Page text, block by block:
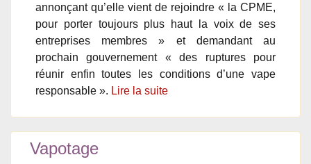
annonçant qu’elle vient de rejoindre « la CPME,
pour porter toujours plus haut la voix de ses
entreprises membres » et demandant au
prochain gouvernement « des ruptures pour
réunir enfin toutes les conditions d’une vape
responsable ». Lire la suite
Vapotage